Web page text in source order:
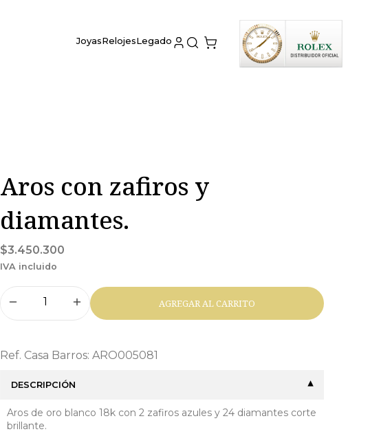
JoyasRelojesLegado
Aros con zafiros y
diamantes.
$3.450.300
IVA incluido
AGREGAR AL CARRITO
Ref. Casa Barros: ARO005081
DESCRIPCIÓN
Aros de oro blanco 18k con 2 zafiros azules y 24 diamantes corte
brillante.